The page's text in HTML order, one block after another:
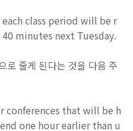
class period will be r
minutes next Tuesday.
로 줄게 된다는 것을 다음 주
conferences that will be h
one hour earlier than u